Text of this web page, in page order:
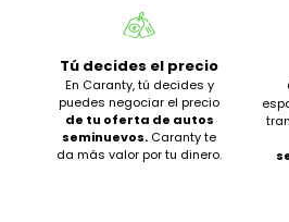
Tú decides el precio
En Caranty, tú decides y
puedes negociar el precio
de tu oferta de autos
seminuevos. Caranty te
da más valor por tu dinero.